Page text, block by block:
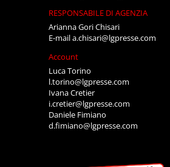
RESPONSABILE DI AGENZIA
Arianna Gori Chisari
E-maila.chisari@lgpresse.com
Account
Luca Torino
l.torino@lgpresse.com
Ivana Cretier
i.cretier@lgpresse.com
Daniele Fimiano
d.fimiano@lgpresse.com